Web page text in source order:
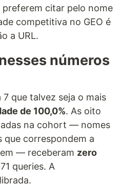
citar pelo nome
competitiva no GEO é
a URL.
números
que talvez seja o mais
de 100,0%. As oito
na cohort — nomes
que correspondem a
— receberam zero
queries. A